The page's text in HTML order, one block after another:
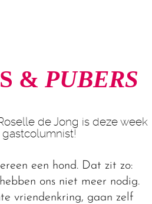
&PUBERS
de Jong is deze week
een hond. Dat zit zo:
ons niet meer nodig.
vriendenkring, gaan zelf